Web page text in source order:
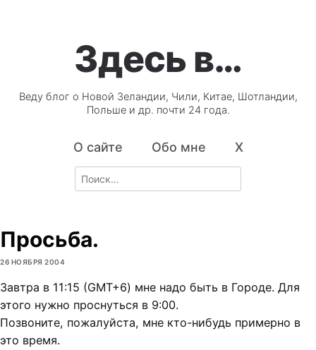
Здесь в…
Веду блог о Новой Зеландии, Чили, Китае, Шотландии,
Польше и др. почти 24 года.
О сайте Обо мне X
Search
for:
Просьба.
26 НОЯБРЯ 2004
Завтра в 11:15 (GMT+6) мне надо быть в Городе. Для
этого нужно проснуться в 9:00.
Позвоните, пожалуйста, мне кто-нибудь примерно в
это время.